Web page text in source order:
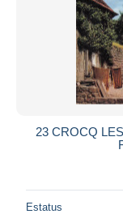
23 CROCQ
Estatus